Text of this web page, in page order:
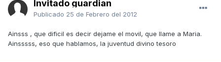
Invitado guardian
Publicado 25 de Febrero del 2012
Ainsss , que dificil es decir dejame el movil, que llame a Maria.
Ainsssss, eso que hablamos, la juventud divino tesoro